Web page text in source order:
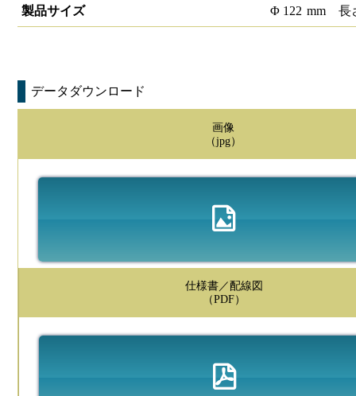
製品サイズ Φ 122 mm 長
データダウンロード
画像
（jpg）
仕様書／配線図
（PDF）